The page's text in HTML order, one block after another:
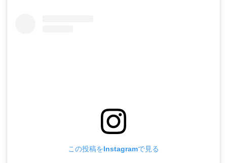
この投稿をInstagramで見る